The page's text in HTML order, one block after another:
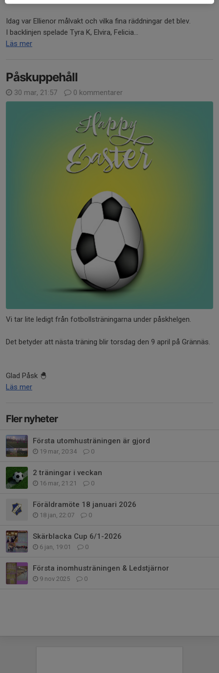
Idag var Ellienor målvakt och vilka fina räddningar det blev.
I backlinjen spelade Tyra K, Elvira, Felicia...
Läs mer
Påskuppehåll
30 mar, 21:57 0 kommentarer
Vi tar lite ledigt från fotbollsträningarna under påskhelgen.
Det betyder att nästa träning blir torsdag den 9 april på Grännäs.
Glad Påsk 🐣
Läs mer
Fler nyheter
Första utomhusträningen är gjord
19 mar, 20:34 0
2 träningar i veckan
16 mar, 21:21 0
Föräldramöte 18 januari 2026
18 jan, 22:07 0
Skärblacka Cup 6/1-2026
6 jan, 19:01 0
Första inomhusträningen & Ledstjärnor
9 nov 2025 0